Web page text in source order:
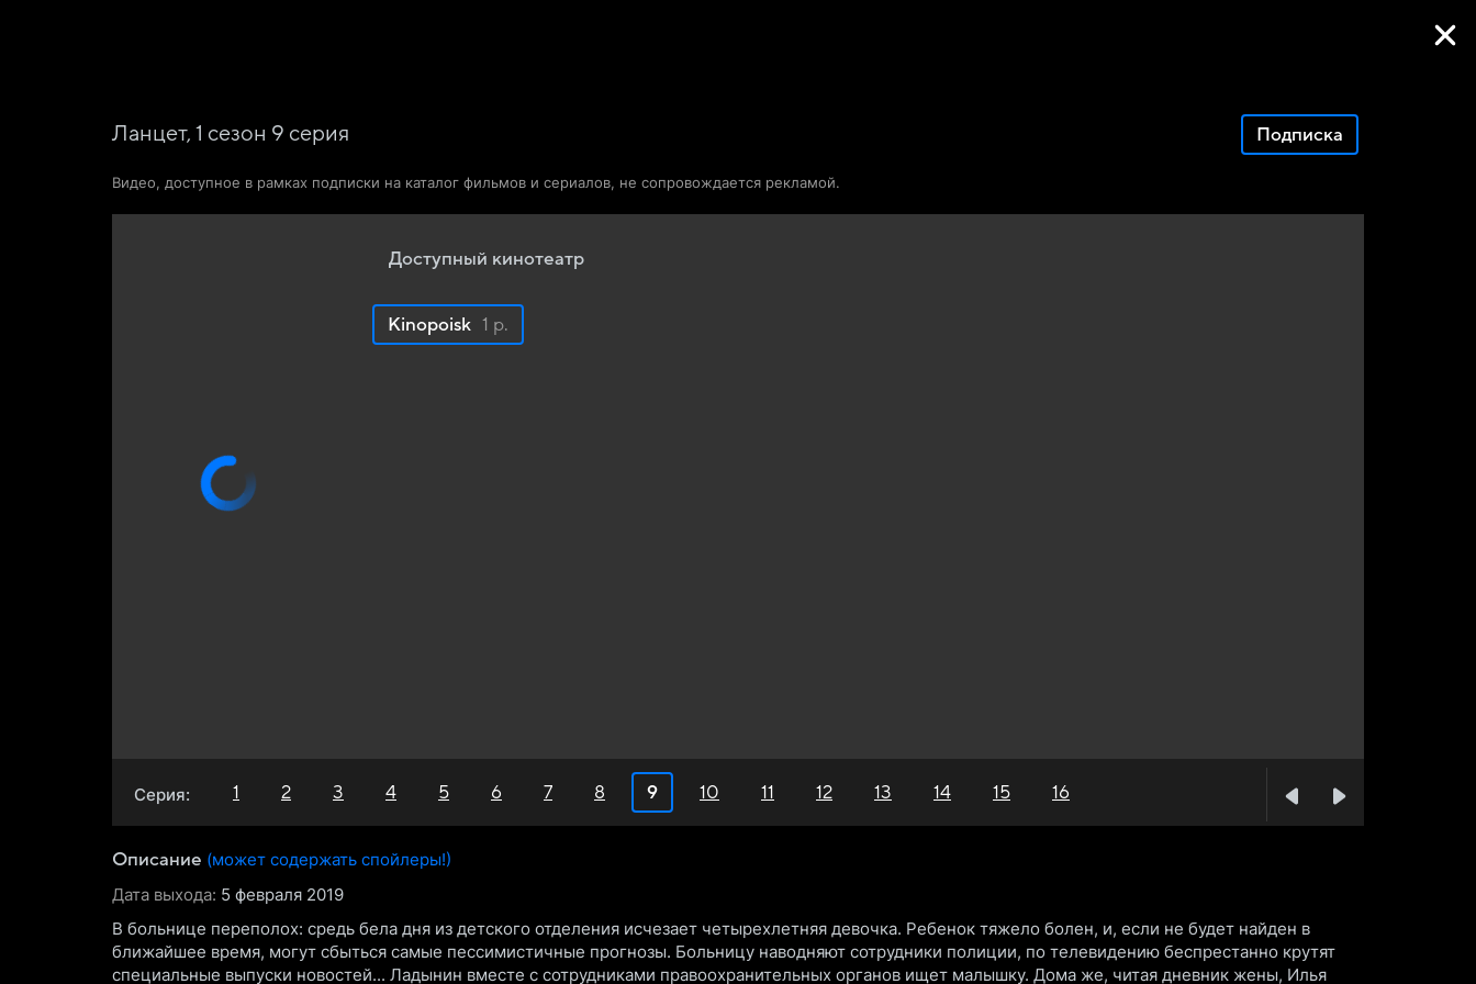
Ланцет, 1 сезон 9 серия
Видео, доступное в рамках подписки на каталог фильмов и сериалов, не сопровождается рекламой.
Подписка
Доступный кинотеатр
Kinopoisk 1 р.
Серия: 1 2 3 4 5 6 7 8 9 10 11 12 13 14 15 16
Описание (может содержать спойлеры!)
Дата выхода: 5 февраля 2019
В больнице переполох: средь бела дня из детского отделения исчезает четырехлетняя девочка. Ребенок тяжело болен, и, если не будет найден в
ближайшее время, могут сбыться самые пессимистичные прогнозы. Больницу наводняют сотрудники полиции, по телевидению беспрестанно крутят
специальные выпуски новостей... Ладынин вместе с сотрудниками правоохранительных органов ищет малышку. Дома же, читая дневник жены, Илья